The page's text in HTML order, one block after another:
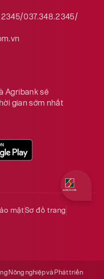
037.348.2345/
Agribank sẽ
gian sớm nhất
mậtSơ đồ trang
Nông nghiệp và Phát triển
Quý